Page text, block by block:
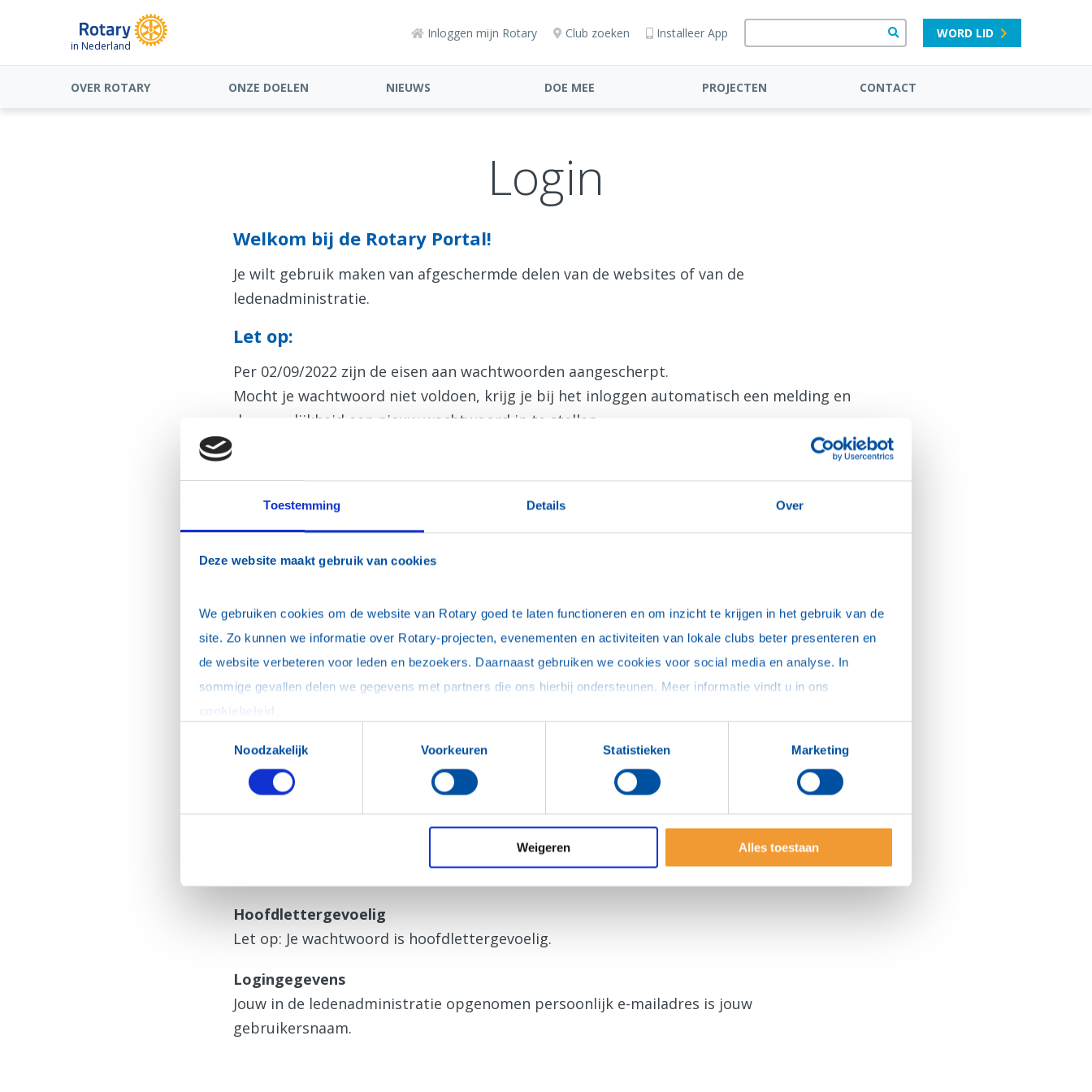
Toestemming Details Over
Deze website maakt gebruik van cookies
We gebruiken cookies om de website van Rotary goed te laten functioneren en om inzicht te krijgen in het gebruik van de
site. Zo kunnen we informatie over Rotary-projecten, evenementen en activiteiten van lokale clubs beter presenteren en
de website verbeteren voor leden en bezoekers. Daarnaast gebruiken we cookies voor social media en analyse. In
Noodzakelijk
Voorkeuren Statistieken Marketing
Weigeren Alles toestaan
in Nederland
Inloggen mijn Rotary Club zoeken Installeer App WORD LID
OVER ROTARY ONZE DOELEN NIEUWS DOE MEE PROJECTEN CONTACT
Login
Welkom bij de Rotary Portal!
Je wilt gebruik maken van afgeschermde delen van de websites of van de
ledenadministratie.
Let op:
Per 02/09/2022 zijn de eisen aan wachtwoorden aangescherpt.
Mocht je wachtwoord niet voldoen, krijg je bij het inloggen automatisch een melding en
de mogelijkheid een nieuw wachtwoord in te stellen.
Dit is mijn privécomputer, onthoud mijn login (je blijft maximaal 30 dagen ingelogd)
N.B. De inloggegevens zijn ook geldig voor de Rotary App.
Hulp bij inloggen
een nieuw wachtwoordaan.
Hoofdlettergevoelig
Let op: Je wachtwoord is hoofdlettergevoelig.
Logingegevens
Jouw in de ledenadministratie opgenomen persoonlijk e-mailadres is jouw
gebruikersnaam.